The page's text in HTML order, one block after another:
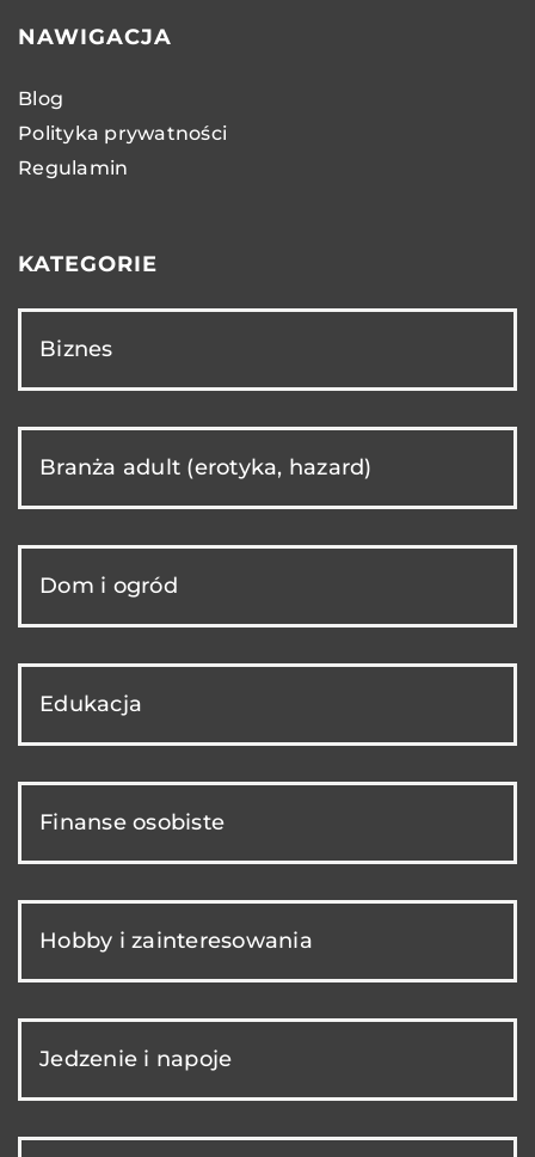
NAWIGACJA
Blog
Polityka prywatności
Regulamin
KATEGORIE
Biznes
Branża adult (erotyka, hazard)
Dom i ogród
Edukacja
Finanse osobiste
Hobby i zainteresowania
Jedzenie i napoje